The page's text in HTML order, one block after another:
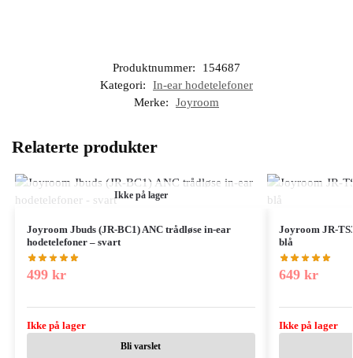
Produktnummer:
154687
Kategori:
In-ear hodetelefoner
Merke:
Joyroom
Relaterte produkter
Ikke på lager
Joyroom Jbuds (JR-BC1) ANC trådløse in-ear
hodetelefoner – svart
499 kr
Ikke på lager
Bli varslet
Joyroom JR-
blå
649 kr
Ikke på lager